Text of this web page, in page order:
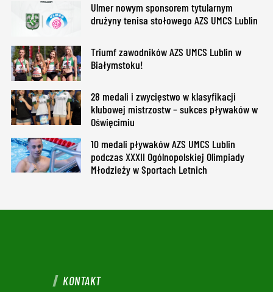
Ulmer nowym sponsorem tytularnym
drużyny tenisa stołowego AZS UMCS Lublin
Triumf zawodników AZS UMCS Lublin w
Białymstoku!
28 medali i zwycięstwo w klasyfikacji
klubowej mistrzostw – sukces pływaków w
Oświęcimiu
10 medali pływaków AZS UMCS Lublin
podczas XXXII Ogólnopolskiej Olimpiady
Młodzieży w Sportach Letnich
KONTAKT